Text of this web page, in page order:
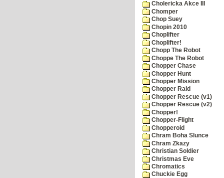
Cholericka Akce III
Chomper
Chop Suey
Chopin 2010
Choplifter
Choplifter!
Chopp The Robot
Choppe The Robot
Chopper Chase
Chopper Hunt
Chopper Mission
Chopper Raid
Chopper Rescue (v1)
Chopper Rescue (v2)
Chopper!
Chopper-Flight
Chopperoid
Chram Boha Slunce
Chram Zkazy
Christian Soldier
Christmas Eve
Chromatics
Chuckie Egg